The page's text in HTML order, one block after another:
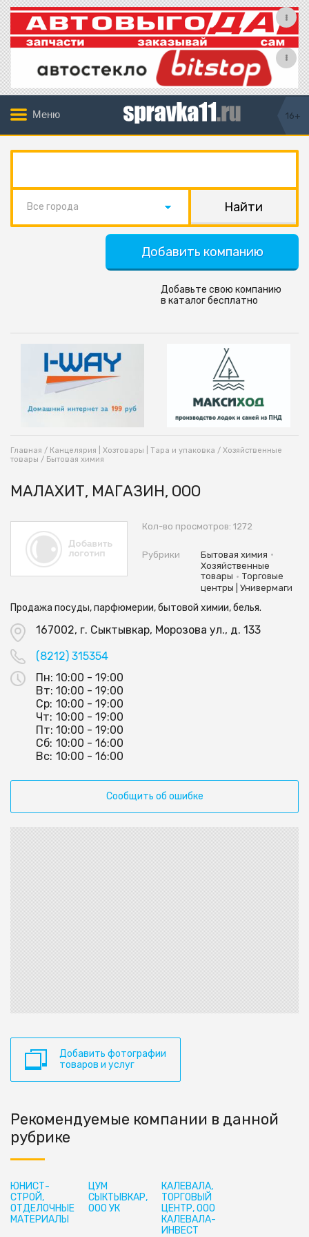
Меню 16+
Все города
Добавить компанию
Добавьте свою компанию
в каталог бесплатно
Главная / Канцелярия | Хозтовары | Тара и упаковка / Хозяйственные
товары / Бытовая химия
МАЛАХИТ, МАГАЗИН, ООО
Кол-во просмотров: 1272
Рубрики Бытовая химия •
Хозяйственные
товары • Торговые
центры | Универмаги
Продажа посуды, парфюмерии, бытовой химии, белья.
167002, г. Сыктывкар, Морозова ул., д. 133
(8212) 315354
Пн: 10:00 - 19:00
Вт: 10:00 - 19:00
Ср: 10:00 - 19:00
Чт: 10:00 - 19:00
Пт: 10:00 - 19:00
Сб: 10:00 - 16:00
Вс: 10:00 - 16:00
Сообщить об ошибке
Добавить фотографии
товаров и услуг
Рекомендуемые компании в данной
рубрике
ЮНИСТ-
СТРОЙ,
ОТДЕЛОЧНЫЕ
МАТЕРИАЛЫ
ЦУМ
СЫКТЫВКАР,
ООО УК
КАЛЕВАЛА,
ТОРГОВЫЙ
ЦЕНТР, ООО
КАЛЕВАЛА-
ИНВЕСТ